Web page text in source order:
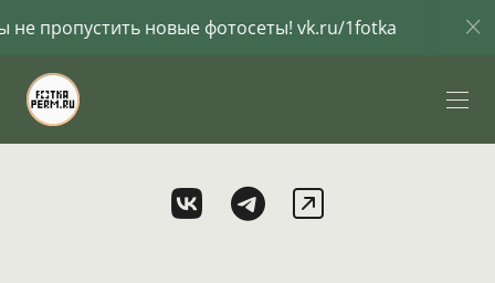
новые фотосеты! vk.ru/1fotka Подпишись